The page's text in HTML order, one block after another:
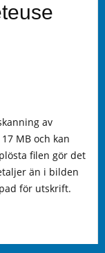
av
MB och kan
filen gör det
än i bilden
för utskrift.